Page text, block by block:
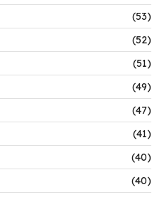
(53)
(52)
(51)
(49)
(47)
(41)
(40)
(40)